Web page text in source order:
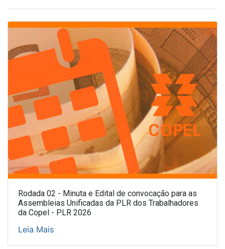
Rodada 02 - Minuta e Edital de convocação para as
Assembleias Unificadas da PLR dos Trabalhadores
da Copel - PLR 2026
Leia Mais